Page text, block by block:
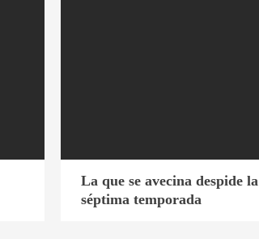
La que se avecina despide la
séptima temporada